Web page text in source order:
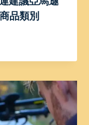
品類別